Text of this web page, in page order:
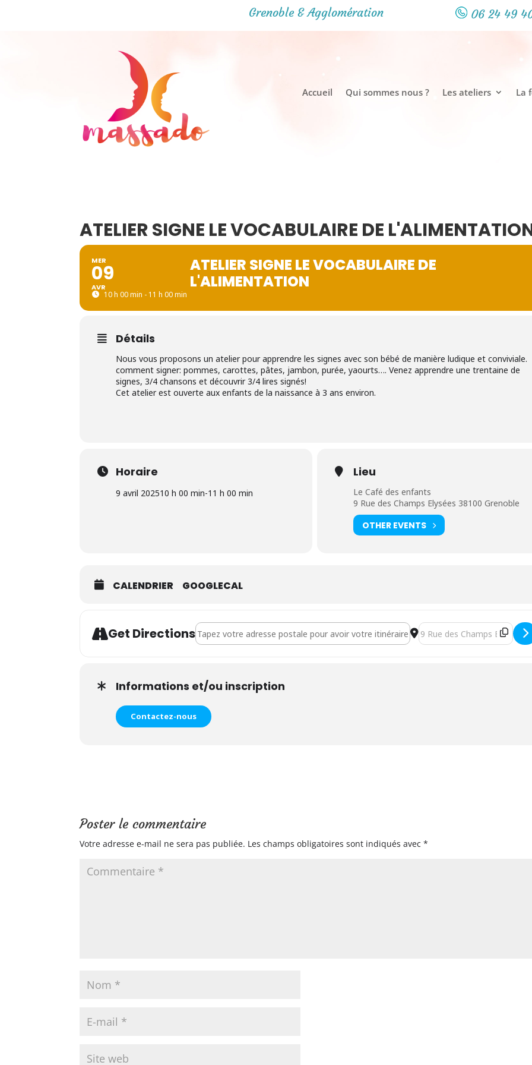
Grenoble & Agglomération 06 24 49
Accueil Qui sommes nous ? Les ateliers La
ATELIER SIGNE LE VOCABULAIRE DE
MER
09
AVR
10 h 00 min - 11 h 00 min
ATELIER SIGNE LE VOCABULAIRE DE
L'ALIMENTATION
Détails
Nous vous proposons un atelier pour apprendre les signes avec son bébé de manière ludique et conviviale.
comment signer: pommes, carottes, pâtes, jambon, purée, yaourts…. Venez apprendre une trentaine de
signes, 3/4 chansons et découvrir 3/4 lires signés!
Cet atelier est ouverte aux enfants de la naissance à 3 ans environ.
Horaire
9 avril 202510 h 00 min-11 h 00 min
Lieu
Le Café des enfants
9 Rue des Champs Elysées 38100 Grenoble
OTHER EVENTS
CALENDRIER GOOGLECAL
Get DirectionsAddress - Atelier Signe le vocabulaire de l'alimentation [XyJevzlOF]Destination Address - Atelier
Informations et/ou inscription
Contactez-nous
Poster le commentaire
Votre adresse e-mail ne sera pas publiée. Les champs obligatoires sont indiqués avec*